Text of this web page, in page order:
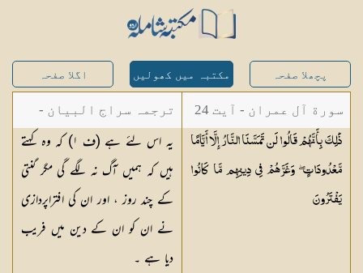
پچھلا صفحہ مکتبہ میں کھولیں اگلا صفحہ
سورة آل عمران - آیت 24
ذَٰلِكَ بِأَنَّهُمْ قَالُوا لَن تَمَسَّنَا النَّارُ إِلَّا أَيَّامًا
مَّعْدُودَاتٍ ۖ وَغَرَّهُمْ فِي دِينِهِم مَّا كَانُوا
يَفْتَرُونَ
ترجمہ سراج البیان -
مستفاد از ترجمتین
شاہ عبدالقادر دھلوی/
شاہ رفیع الدین دھلوی
یہ اس لئے ہے (ف ١) کہ وہ کہتے
ہیں کہ ہمیں آگ نہ لگے گی مگر گنتی
کے چند روز ، اور ان کی افتراپردازی
نے ان کو ان کے دین میں فریب
دیا ہے ۔